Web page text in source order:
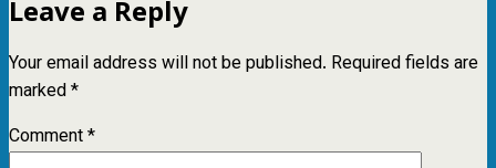
Leave a Reply
Your email address will not be published. Required fields are
marked*
Comment*